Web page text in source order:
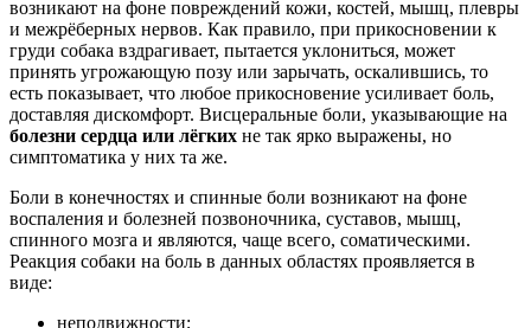
возникают на фоне повреждений кожи, костей, мышц, плевры
и межрёберных нервов. Как правило, при прикосновении к
груди собака вздрагивает, пытается уклониться, может
принять угрожающую позу или зарычать, оскалившись, то
есть показывает, что любое прикосновение усиливает боль,
доставляя дискомфорт. Висцеральные боли, указывающие на
болезни сердца или лёгких не так ярко выражены, но
симптоматика у них та же.
Боли в конечностях и спинные боли возникают на фоне
воспаления и болезней позвоночника, суставов, мышц,
спинного мозга и являются, чаще всего, соматическими.
Реакция собаки на боль в данных областях проявляется в
виде:
неподвижности;